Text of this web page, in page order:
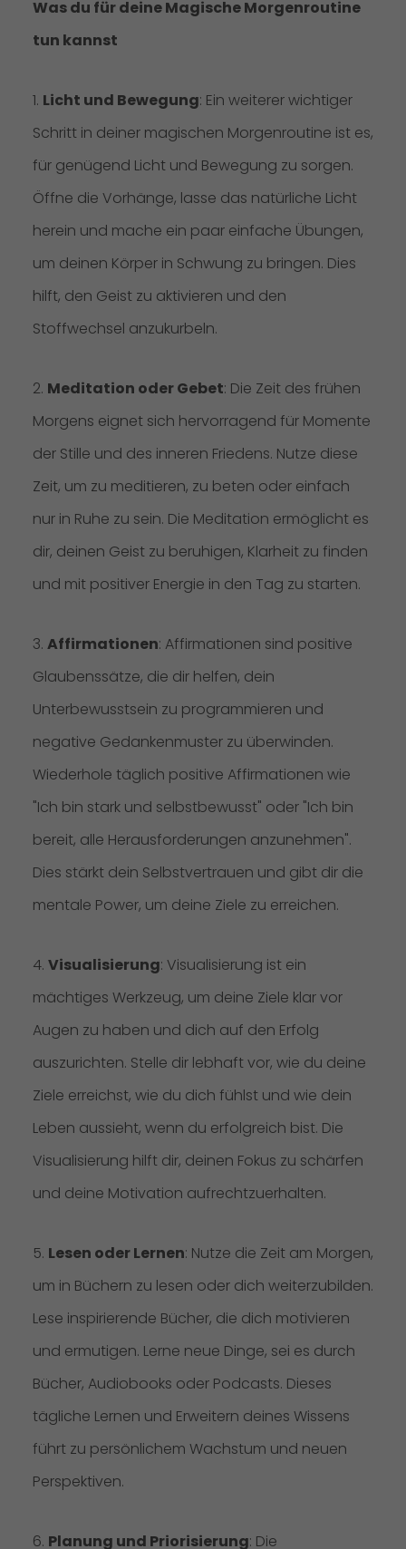
Was du für deine Magische Morgenroutine
tun kannst
1. Licht und Bewegung: Ein weiterer wichtiger
Schritt in deiner magischen Morgenroutine ist es,
für genügend Licht und Bewegung zu sorgen.
Öffne die Vorhänge, lasse das natürliche Licht
herein und mache ein paar einfache Übungen,
um deinen Körper in Schwung zu bringen. Dies
hilft, den Geist zu aktivieren und den
Stoffwechsel anzukurbeln.
2. Meditation oder Gebet: Die Zeit des frühen
Morgens eignet sich hervorragend für Momente
der Stille und des inneren Friedens. Nutze diese
Zeit, um zu meditieren, zu beten oder einfach
nur in Ruhe zu sein. Die Meditation ermöglicht es
dir, deinen Geist zu beruhigen, Klarheit zu finden
und mit positiver Energie in den Tag zu starten.
3. Affirmationen: Affirmationen sind positive
Glaubenssätze, die dir helfen, dein
Unterbewusstsein zu programmieren und
negative Gedankenmuster zu überwinden.
Wiederhole täglich positive Affirmationen wie
"Ich bin stark und selbstbewusst" oder "Ich bin
bereit, alle Herausforderungen anzunehmen".
Dies stärkt dein Selbstvertrauen und gibt dir die
mentale Power, um deine Ziele zu erreichen.
4. Visualisierung: Visualisierung ist ein
mächtiges Werkzeug, um deine Ziele klar vor
Augen zu haben und dich auf den Erfolg
auszurichten. Stelle dir lebhaft vor, wie du deine
Ziele erreichst, wie du dich fühlst und wie dein
Leben aussieht, wenn du erfolgreich bist. Die
Visualisierung hilft dir, deinen Fokus zu schärfen
und deine Motivation aufrechtzuerhalten.
5. Lesen oder Lernen: Nutze die Zeit am Morgen,
um in Büchern zu lesen oder dich weiterzubilden.
Lese inspirierende Bücher, die dich motivieren
und ermutigen. Lerne neue Dinge, sei es durch
Bücher, Audiobooks oder Podcasts. Dieses
tägliche Lernen und Erweitern deines Wissens
führt zu persönlichem Wachstum und neuen
Perspektiven.
6. Planung und Priorisierung: Die